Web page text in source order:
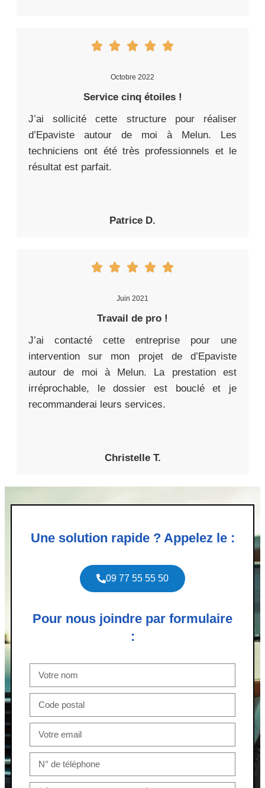
Octobre 2022
Service cinq étoiles !
J’ai sollicité cette structure pour réaliser
d’Epaviste autour de moi à Melun. Les
techniciens ont été très professionnels et le
résultat est parfait.
Patrice D.
Juin 2021
Travail de pro !
J’ai contacté cette entreprise pour une
intervention sur mon projet de d’Epaviste
autour de moi à Melun. La prestation est
irréprochable, le dossier est bouclé et je
recommanderai leurs services.
Christelle T.
Une solution rapide ? Appelez le :
09 77 55 55 50
Pour nous joindre par formulaire
: